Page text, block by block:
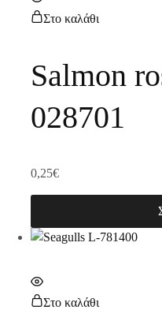
Στο καλάθι
Salmon
028701
0,25€
Στο καλάθι